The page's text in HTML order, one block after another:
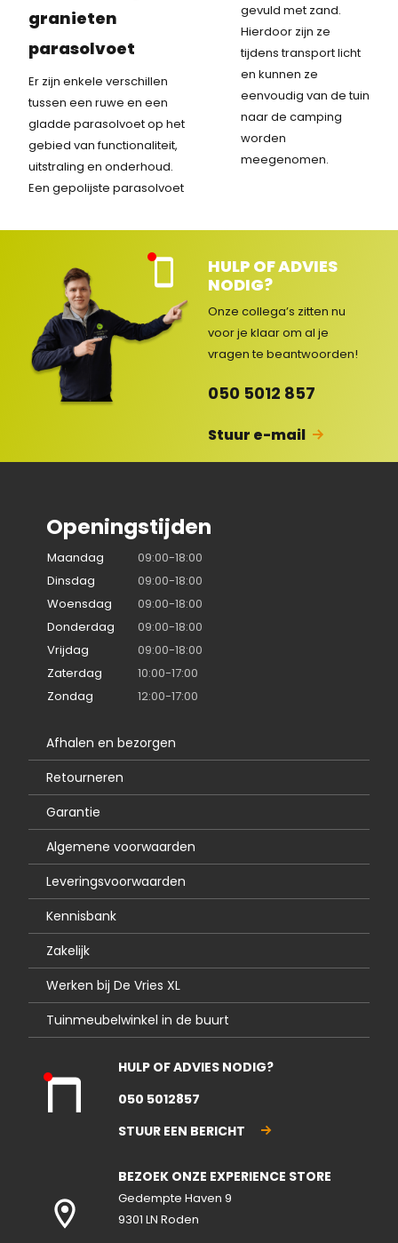
granieten
parasolvoet
Er zijn enkele verschillen
tussen een ruwe en een
gladde parasolvoet op het
gebied van functionaliteit,
uitstraling en onderhoud.
Een gepolijste parasolvoet
gevuld met zand.
Hierdoor zijn ze
tijdens transport licht
en kunnen ze
eenvoudig van de tuin
naar de camping
worden
meegenomen.
nte
nse
rvic
e
HULP OF ADVIES
NODIG?
Onze collega’s zitten nu
voor je klaar om al je
vragen te beantwoorden!
050 5012 857
Stuur e-mail
Openingstijden
Maandag
09:00-18:00
Dinsdag
09:00-18:00
Woensdag
09:00-18:00
Donderdag
09:00-18:00
Vrijdag
09:00-18:00
Zaterdag
10:00-17:00
Zondag
12:00-17:00
Afhalen en bezorgen
Retourneren
Garantie
Algemene voorwaarden
Leveringsvoorwaarden
Kennisbank
Zakelijk
Werken bij De Vries XL
Tuinmeubelwinkel in de buurt
nte
ote
n
HULP OF ADVIES NODIG?
050 5012857
STUUR EEN BERICHT
BEZOEK ONZE EXPERIENCE STORE
Gedempte Haven 9
9301 LN Roden